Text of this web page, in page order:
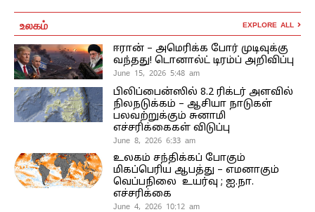
உலகம் EXPLORE ALL
ஈரான் – அமெரிக்க போர் முடிவுக்கு
வந்தது! டொனால்ட் டிரம்ப் அறிவிப்பு
June 15, 2026 5:48 am
பிலிப்பைன்ஸில் 8.2 ரிக்டர் அளவில்
நிலநடுக்கம் – ஆசியா நாடுகள்
பலவற்றுக்கும் சுனாமி
எச்சரிக்கைகள் விடுப்பு
June 8, 2026 6:33 am
உலகம் சந்திக்கப் போகும்
மிகப்பெரிய ஆபத்து – எமனாகும்
வெப்பநிலை உயர்வு ; ஐ.நா.
எச்சரிக்கை
June 4, 2026 10:12 am